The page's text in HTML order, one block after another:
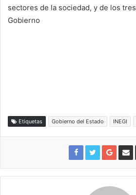
sectores de la sociedad, y de los
Gobierno
Etiquetas Gobierno del Estado INEGI